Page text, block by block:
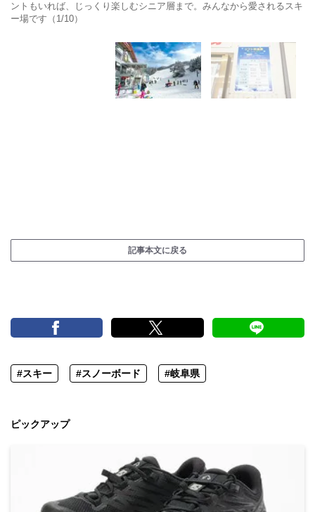
ントもいれば、じっくり楽しむシニア層まで。みんなから愛されるスキ
ー場です（1/10）
記事本文に戻る
#スキー #スノーボード #岐阜県
ピックアップ